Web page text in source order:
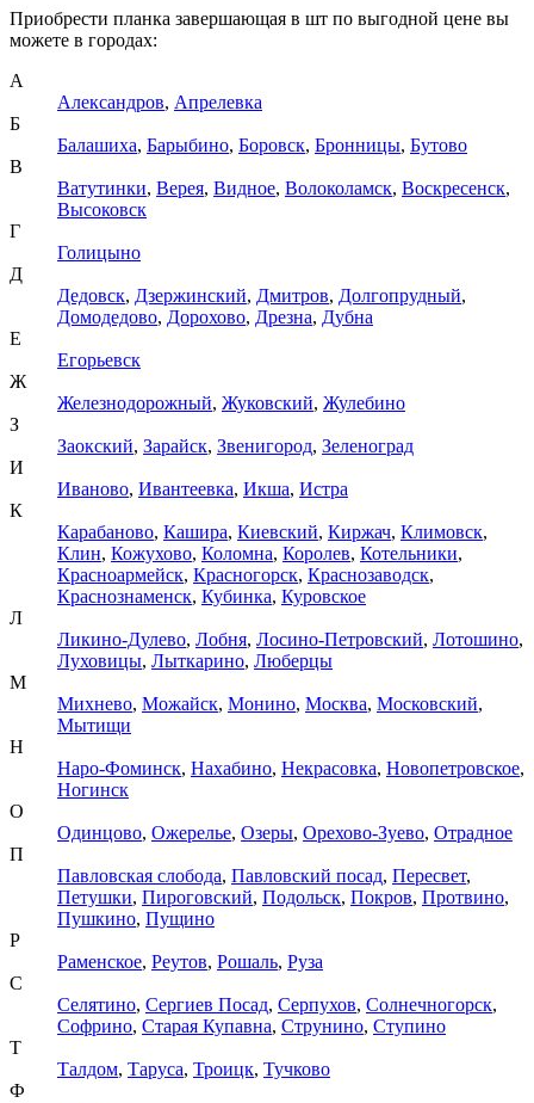
Приобрести планка завершающая в шт по выгодной цене вы
можете в городах:
А
Александров, Апрелевка
Б
Балашиха, Барыбино, Боровск, Бронницы, Бутово
В
Ватутинки, Верея, Видное, Волоколамск, Воскресенск,
Высоковск
Г
Голицыно
Д
Дедовск, Дзержинский, Дмитров, Долгопрудный,
Домодедово, Дорохово, Дрезна, Дубна
Е
Егорьевск
Ж
Железнодорожный, Жуковский, Жулебино
З
Заокский, Зарайск, Звенигород, Зеленоград
И
Иваново, Ивантеевка, Икша, Истра
К
Карабаново, Кашира, Киевский, Киржач, Климовск,
Клин, Кожухово, Коломна, Королев, Котельники,
Красноармейск, Красногорск, Краснозаводск,
Краснознаменск, Кубинка, Куровское
Л
Ликино-Дулево, Лобня, Лосино-Петровский, Лотошино,
Луховицы, Лыткарино, Люберцы
М
Михнево, Можайск, Монино, Москва, Московский,
Мытищи
Н
Наро-Фоминск, Нахабино, Некрасовка, Новопетровское,
Ногинск
О
Одинцово, Ожерелье, Озеры, Орехово-Зуево, Отрадное
П
Павловская слобода, Павловский посад, Пересвет,
Петушки, Пироговский, Подольск, Покров, Протвино,
Пушкино, Пущино
Р
Раменское, Реутов, Рошаль, Руза
С
Селятино, Сергиев Посад, Серпухов, Солнечногорск,
Софрино, Старая Купавна, Струнино, Ступино
Т
Талдом, Таруса, Троицк, Тучково
Ф